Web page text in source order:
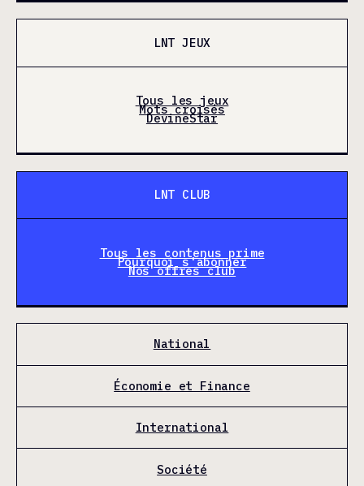
LNT JEUX
Tous les jeux
Mots croisés
DevineStar
LNT CLUB
Tous les contenus prime
Pourquoi s'abonner
Nos offres club
National
Économie et Finance
International
Société